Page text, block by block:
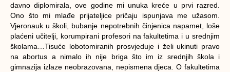
davno diplomirala, ove godine mi unuka kreće u prvi razred.
Ono što mi mlađe prijateljice pričaju ispunjava me užasom.
Vjeronauk u školi, bubanje nepotrebnih činjenica napamet, loše
plaćeni učitelji, korumpirani profesori na fakultetima i u srednjim
školama…Tisuće lobotomiranih prosvjeduje i želi ukinuti pravo
na abortus a nimalo ih nije briga što im iz srednjih škola i
gimnazija izlaze neobrazovana, nepismena djeca. O fakultetima